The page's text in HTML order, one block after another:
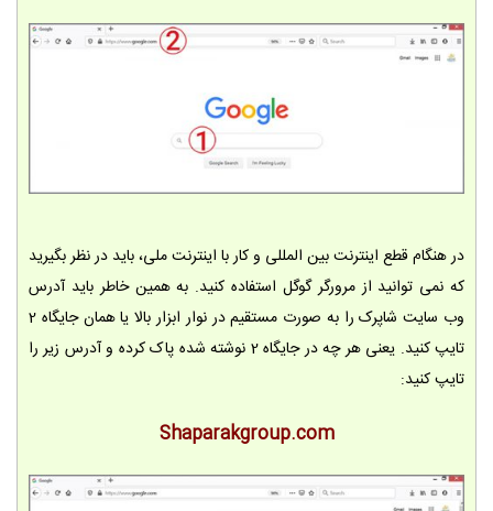
در هنگام قطع اینترنت بین المللی و کار با اینترنت ملی، باید در نظر بگیرید
که نمی توانید از مرورگر گوگل استفاده کنید. به همین خاطر باید آدرس
وب سایت شاپرک را به صورت مستقیم در نوار ابزار بالا یا همان جایگاه 2
تایپ کنید. یعنی هر چه در جایگاه 2 نوشته شده پاک کرده و آدرس زیر را
تایپ کنید:
Shaparakgroup.com